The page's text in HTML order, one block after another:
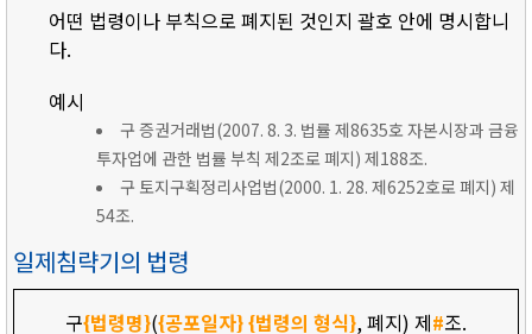
어떤 법령이나 부칙으로 폐지된 것인지 괄호 안에 명시합니
다.
예시
구 증권거래법(2007. 8. 3. 법률 제8635호 자본시장과 금융
투자업에 관한 법률 부칙 제2조로 폐지) 제188조.
구 토지구획정리사업법(2000. 1. 28. 제6252호로 폐지) 제
54조.
일제침략기의 법령
구{법령명}({공포일자}{법령의 형식}, 폐지) 제#조.